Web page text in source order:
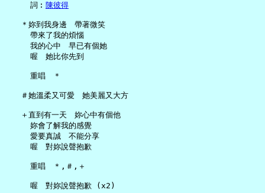
     詞︰
陳彼得
   ＊妳到我身邊　帶著微笑
     帶來了我的煩惱
     我的心中　早已有個她
     喔　她比你先到
     重唱　＊
   ＃她溫柔又可愛　她美麗又大方
   ＋直到有一天　妳心中有個他
     妳會了解我的感覺
     愛要真誠　不能分享
     喔　對妳說聲抱歉
     重唱　＊,＃,＋